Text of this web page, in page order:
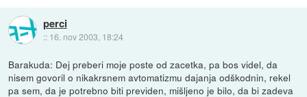
perci
:: 16. nov 2003, 18:24
Barakuda: Dej preberi moje poste od zacetka, pa bos videl, da
nisem govoril o nikakrsnem avtomatizmu dajanja odškodnin, rekel
pa sem, da je potrebno biti previden, mišljeno je bilo, da bi zadeva